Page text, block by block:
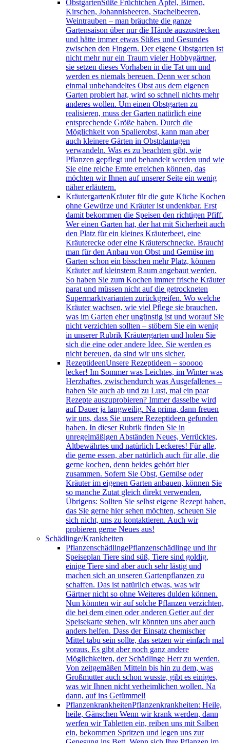
ObstgartenSüße Früchtchen Äpfel, Birnen,
Kirschen, Johannisbeeren, Stachelbeeren,
Weintrauben – man bräuchte die ganze
Gartensaison über nur die Hände auszustrecken
und hätte immer etwas Süßes und Gesundes
zwischen den Fingern. Der eigene Obstgarten ist
nicht mehr nur ein Traum vieler Hobbygärtner,
sie setzen dieses Vorhaben in die Tat um und
werden es niemals bereuen. Denn wer schon
einmal unbehandeltes Obst aus dem eigenen
Garten probiert hat, wird so schnell nichts mehr
anderes wollen. Um einen Obstgarten zu
realisieren, muss der Garten natürlich eine
entsprechende Größe haben. Durch die
Möglichkeit von Spalierobst, kann man aber
auch kleinere Gärten in Obstplantagen
verwandeln. Was es zu beachten gibt, wie
Pflanzen gepflegt und behandelt werden und wie
Sie eine reiche Ernte erreichen können, das
möchten wir Ihnen auf unserer Seite ein wenig
näher erläutern.
KräutergartenKräuter für die gute Küche Kochen
ohne Gewürze und Kräuter ist undenkbar. Erst
damit bekommen die Speisen den richtigen Pfiff.
Wer einen Garten hat, der hat mit Sicherheit auch
den Platz für ein kleines Kräuterbeet, eine
Kräuterecke oder eine Kräuterschnecke. Braucht
man für den Anbau von Obst und Gemüse im
Garten schon ein bisschen mehr Platz, können
Kräuter auf kleinstem Raum angebaut werden.
So haben Sie zum Kochen immer frische Kräuter
parat und müssen nicht auf die getrockneten
Supermarktvarianten zurückgreifen. Wo welche
Kräuter wachsen, wie viel Pflege sie brauchen,
was im Garten eher ungünstig ist und worauf Sie
nicht verzichten sollten – stöbern Sie ein wenig
in unserer Rubrik Kräutergarten und holen Sie
sich die eine oder andere Idee. Sie werden es
nicht bereuen, da sind wir uns sicher.
RezeptideenUnsere Rezeptideen – sooooo
lecker! Im Sommer was Leichtes, im Winter was
Herzhaftes, zwischendurch was Ausgefallenes –
haben Sie auch ab und zu Lust, mal ein paar
Rezepte auszuprobieren? Immer dasselbe wird
auf Dauer ja langweilig. Na prima, dann freuen
wir uns, dass Sie unsere Rezeptideen gefunden
haben. In dieser Rubrik finden Sie in
unregelmäßigen Abständen Neues, Verrücktes,
Altbewährtes und natürlich Leckeres! Für alle,
die gerne essen, aber natürlich auch für alle, die
gerne kochen, denn beides gehört hier
zusammen. Sofern Sie Obst, Gemüse oder
Kräuter im eigenen Garten anbauen, können Sie
so manche Zutat gleich direkt verwenden.
Übrigens: Sollten Sie selbst eigene Rezept haben,
das Sie gerne hier sehen möchten, scheuen Sie
sich nicht, uns zu kontaktieren. Auch wir
probieren gerne Neues aus!
Schädlinge/Krankheiten
PflanzenschädlingePflanzenschädlinge und ihr
Speiseplan Tiere sind süß, Tiere sind goldig,
einige Tiere sind aber auch sehr lästig und
machen sich an unseren Gartenpflanzen zu
schaffen. Das ist natürlich etwas, was wir
Gärtner nicht so ohne Weiteres dulden können.
Nun könnten wir auf solche Pflanzen verzichten,
die bei dem einen oder anderen Getier auf der
Speisekarte stehen, wir könnten uns aber auch
anders helfen. Dass der Einsatz chemischer
Mittel tabu sein sollte, das setzen wir einfach mal
voraus. Es gibt aber noch ganz andere
Möglichkeiten, der Schädlinge Herr zu werden.
Von zeitgemäßen Mitteln bis hin zu dem, was
Großmutter auch schon wusste, gibt es einiges,
was wir Ihnen nicht verheimlichen wollen. Na
dann, auf ins Getümmel!
PflanzenkrankheitenPflanzenkrankheiten: Heile,
heile, Gänschen Wenn wir krank werden, dann
werfen wir Tabletten ein, reiben uns mit Salben
ein, bekommen Spritzen und legen uns zur